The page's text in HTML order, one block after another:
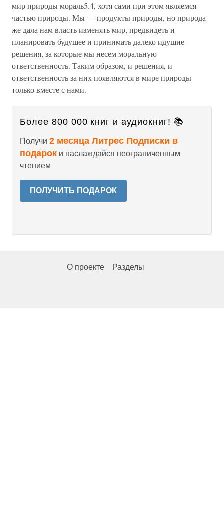
мир природы мораль5.4, хотя сами при этом являемся
частью природы. Мы — продукты природы, но природа
же дала нам власть изменять мир, предвидеть и
планировать будущее и принимать далеко идущие
решения, за которые мы несем моральную
ответственность. Таким образом, и решения, и
ответственность за них появляются в мире природы
только вместе с нами.
Более 800 000 книг и аудиокниг! 📚
Получи 2 месяца Литрес Подписки в
подарок и наслаждайся неограниченным
чтением
ПОЛУЧИТЬ ПОДАРОК
О проекте Разделы